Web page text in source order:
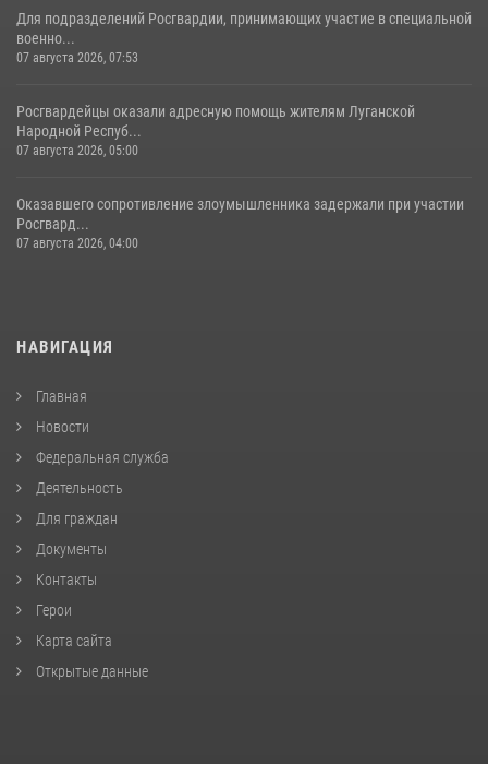
Для подразделений Росгвардии, принимающих участие в специальной
военно...
07 августа 2026, 07:53
Росгвардейцы оказали адресную помощь жителям Луганской
Народной Респуб...
07 августа 2026, 05:00
Оказавшего сопротивление злоумышленника задержали при участии
Росгвард...
07 августа 2026, 04:00
НАВИГАЦИЯ
Главная
Новости
Федеральная служба
Деятельность
Для граждан
Документы
Контакты
Герои
Карта сайта
Открытые данные